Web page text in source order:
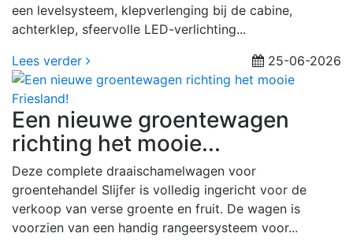
een levelsysteem, klepverlenging bij de cabine,
achterklep, sfeervolle LED-verlichting...
Lees verder
25-06-2026
Een nieuwe groentewagen
richting het mooie...
Deze complete draaischamelwagen voor
groentehandel Slijfer is volledig ingericht voor de
verkoop van verse groente en fruit. De wagen is
voorzien van een handig rangeersysteem voor...